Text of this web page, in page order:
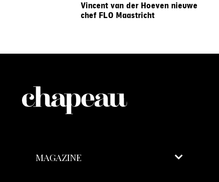
Vincent van der Hoeven nieuwe
chef FLO Maastricht
MAGAZINE